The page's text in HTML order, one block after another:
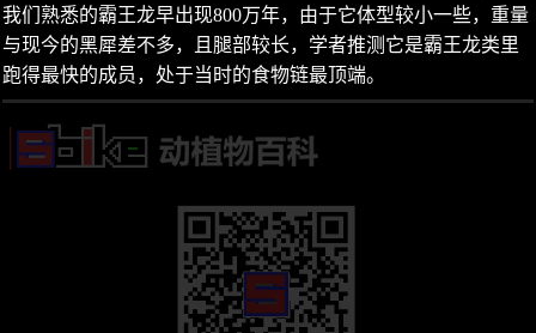
我们熟悉的霸王龙早出现800万年，由于它体型较小一些，重量
与现今的黑犀差不多，且腿部较长，学者推测它是霸王龙类里
跑得最快的成员，处于当时的食物链最顶端。